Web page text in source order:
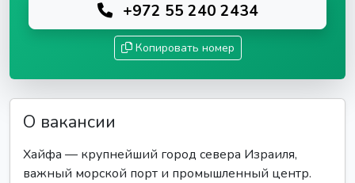
+972 55 240 2434
Копировать номер
О вакансии
Хайфа — крупнейший город севера Израиля,
важный морской порт и промышленный центр.